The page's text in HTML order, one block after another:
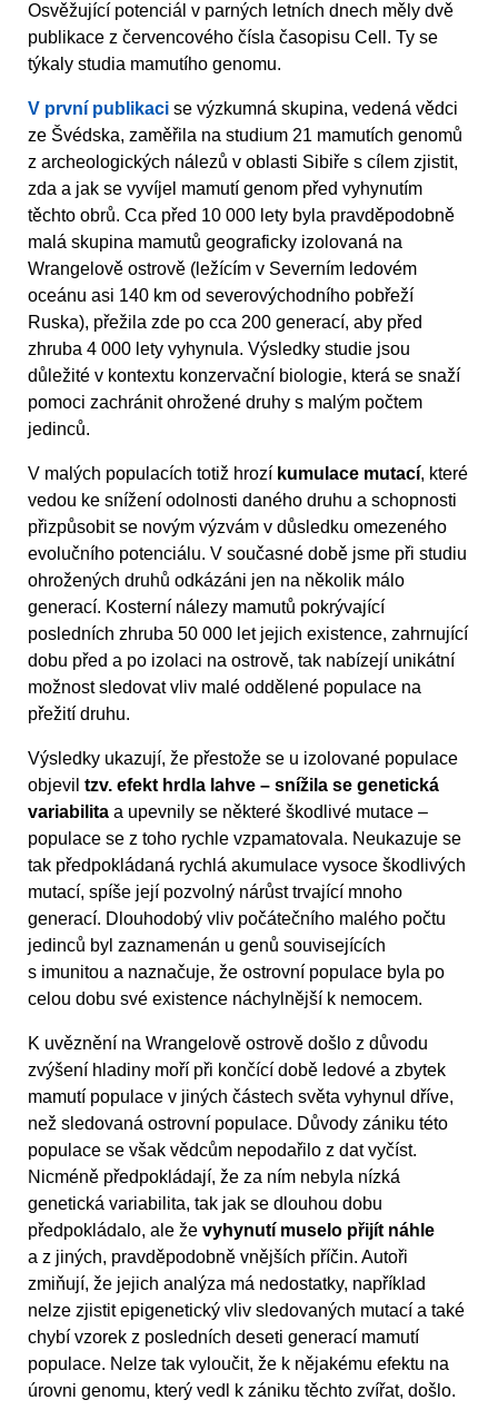
Osvěžující potenciál v parných letních dnech měly dvě
publikace z červencového čísla časopisu Cell. Ty se
týkaly studia mamutího genomu.
V první publikaci se výzkumná skupina, vedená vědci
ze Švédska, zaměřila na studium 21 mamutích genomů
z archeologických nálezů v oblasti Sibiře s cílem zjistit,
zda a jak se vyvíjel mamutí genom před vyhynutím
těchto obrů. Cca před 10 000 lety byla pravděpodobně
malá skupina mamutů geograficky izolovaná na
Wrangelově ostrově (ležícím v Severním ledovém
oceánu asi 140 km od severovýchodního pobřeží
Ruska), přežila zde po cca 200 generací, aby před
zhruba 4 000 lety vyhynula. Výsledky studie jsou
důležité v kontextu konzervační biologie, která se snaží
pomoci zachránit ohrožené druhy s malým počtem
jedinců.
V malých populacích totiž hrozí kumulace mutací, které
vedou ke snížení odolnosti daného druhu a schopnosti
přizpůsobit se novým výzvám v důsledku omezeného
evolučního potenciálu. V současné době jsme při studiu
ohrožených druhů odkázáni jen na několik málo
generací. Kosterní nálezy mamutů pokrývající
posledních zhruba 50 000 let jejich existence, zahrnující
dobu před a po izolaci na ostrově, tak nabízejí unikátní
možnost sledovat vliv malé oddělené populace na
přežití druhu.
Výsledky ukazují, že přestože se u izolované populace
objevil tzv. efekt hrdla lahve – snížila se genetická
variabilita a upevnily se některé škodlivé mutace –
populace se z toho rychle vzpamatovala. Neukazuje se
tak předpokládaná rychlá akumulace vysoce škodlivých
mutací, spíše její pozvolný nárůst trvající mnoho
generací. Dlouhodobý vliv počátečního malého počtu
jedinců byl zaznamenán u genů souvisejících
s imunitou a naznačuje, že ostrovní populace byla po
celou dobu své existence náchylnější k nemocem.
K uvěznění na Wrangelově ostrově došlo z důvodu
zvýšení hladiny moří při končící době ledové a zbytek
mamutí populace v jiných částech světa vyhynul dříve,
než sledovaná ostrovní populace. Důvody zániku této
populace se však vědcům nepodařilo z dat vyčíst.
Nicméně předpokládají, že za ním nebyla nízká
genetická variabilita, tak jak se dlouhou dobu
předpokládalo, ale že vyhynutí muselo přijít náhle
a z jiných, pravděpodobně vnějších příčin. Autoři
zmiňují, že jejich analýza má nedostatky, například
nelze zjistit epigenetický vliv sledovaných mutací a také
chybí vzorek z posledních deseti generací mamutí
populace. Nelze tak vyloučit, že k nějakému efektu na
úrovni genomu, který vedl k zániku těchto zvířat, došlo.